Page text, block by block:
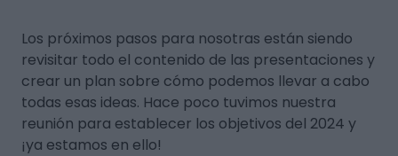
Los próximos pasos para nosotras están siendo
revisitar todo el contenido de las presentaciones y
crear un plan sobre cómo podemos llevar a cabo
todas esas ideas. Hace poco tuvimos nuestra
reunión para establecer los objetivos del 2024 y
¡ya estamos en ello!